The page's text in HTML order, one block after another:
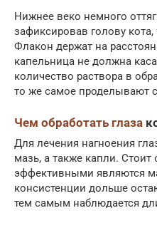
Нижнее веко немного
зафиксировав голову
Флакон держат на
капельница не должна
количество раствора в
то же самое проделывают
Чем обработать глаза
Для лечения нагноения
мазь, а также капли. Стоит
эффективными являются
консистенции дольше
тем самым наблюдается